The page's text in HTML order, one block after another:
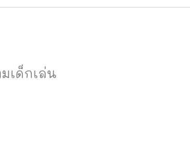
เด็กเล่น